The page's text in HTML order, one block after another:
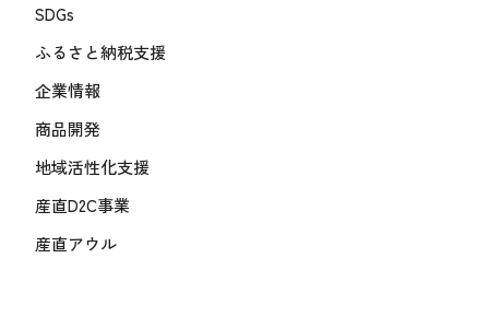
SDGs
ふるさと納税支援
企業情報
商品開発
地域活性化支援
産直D2C事業
産直アウル